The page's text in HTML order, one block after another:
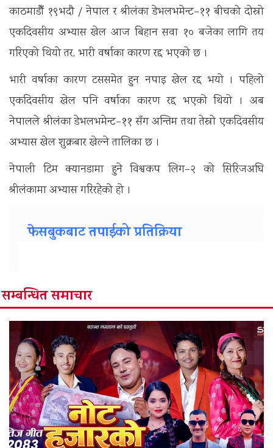
काठमाडौँ १९भदौ / नेपाल र श्रीलंका डेभलभमेन्ट–११ बीचको दोस्रो
एकदिवसीय अभ्यास खेल आज बिहान सवा १० बजेका लागि तय
गरिएको थियो तर, भारी वर्षाका कारण रद्द भएको छ ।
भारी वर्षाका कारण टससमेत हुन नपाइ खेल रद्द भयो । पहिलो
एकदिवसीय खेल पनि वर्षाका कारण रद्द भएको थियो । अब
नेपालले श्रीलंका डेभलभमेन्ट–११ सँग अन्तिम तथा तेस्रो एकदिवसीय
अभ्यास खेल शुक्रबार खेल्ने तालिका छ ।
नेपाली टिम क्यानडामा हुने विश्वकप लिग–२ को सिरिजअघि
श्रीलंकामा अभ्यास गरिरहेको हो ।
फेसबुकबाट तपाईको प्रतिक्रिया
सम्बन्धित समाचार